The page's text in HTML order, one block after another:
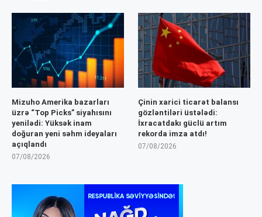
Mizuho Amerika bazarları
üzrə “Top Picks” siyahısını
yenilədi: Yüksək inam
doğuran yeni səhm ideyaları
açıqlandı
07/08/2026
Çinin xarici ticarət balansı
gözləntiləri üstələdi:
İxracatdakı güclü artım
rekorda imza atdı!
07/08/2026